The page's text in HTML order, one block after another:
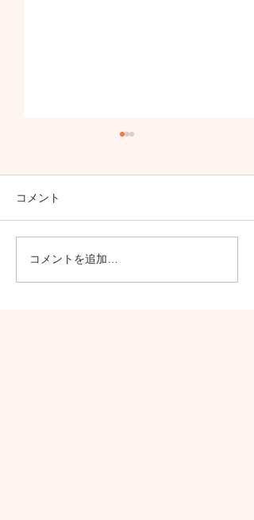
ゴールデンウイーク営業
時間
コメント
コメントを追加…